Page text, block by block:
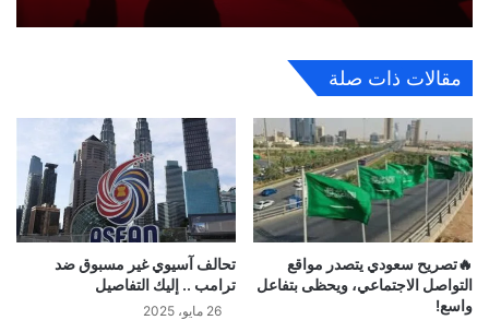
مقالات ذات صلة
🔥تصريح سعودي يتصدر مواقع
التواصل الاجتماعي، ويحظى بتفاعل
واسع!
تحالف آسيوي غير مسبوق ضد
ترامب .. إليك التفاصيل
26 مايو، 2025